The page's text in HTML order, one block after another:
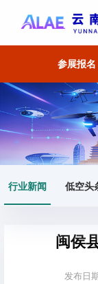
参展报名
行业新闻 低空头
首页 行业新
闽侯
发布日